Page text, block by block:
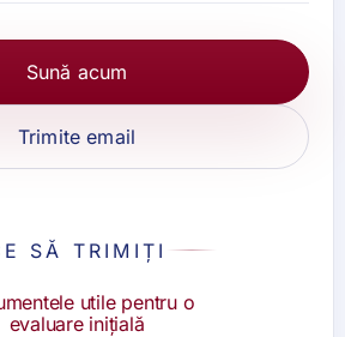
Sună acum
Trimite email
SĂ TRIMIȚI
utile pentru o
evaluare inițială